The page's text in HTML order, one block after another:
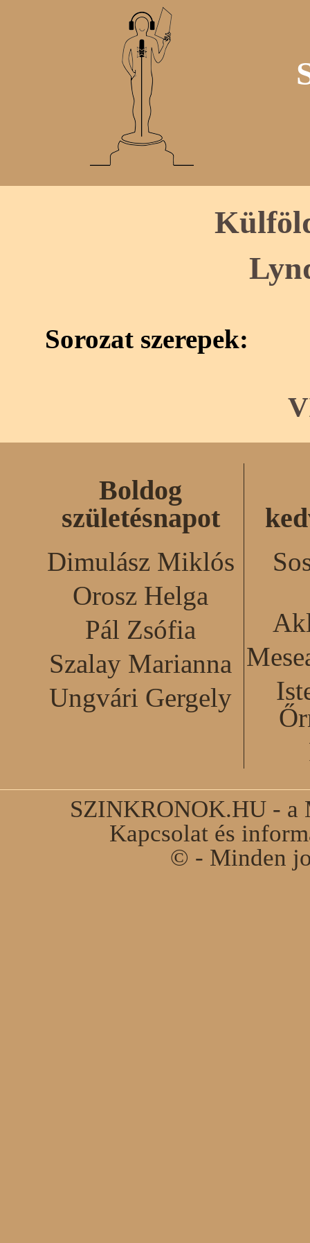
Sorozat szerepek:
Boldog
születésnapot
Dimulász Miklós
Orosz Helga
Pál Zsófia
Szalay Marianna
Ungvári Gergely
SZINKRONOK.HU - a
Kapcsolat és
© - Minden